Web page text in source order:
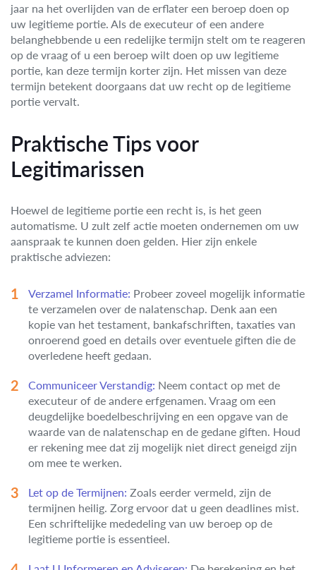
jaar na het overlijden van de erflater een beroep doen op
uw legitieme portie. Als de executeur of een andere
belanghebbende u een redelijke termijn stelt om te reageren
op de vraag of u een beroep wilt doen op uw legitieme
portie, kan deze termijn korter zijn. Het missen van deze
termijn betekent doorgaans dat uw recht op de legitieme
portie vervalt.
Praktische Tips voor
Legitimarissen
Hoewel de legitieme portie een recht is, is het geen
automatisme. U zult zelf actie moeten ondernemen om uw
aanspraak te kunnen doen gelden. Hier zijn enkele
praktische adviezen:
Verzamel Informatie: Probeer zoveel mogelijk informatie
te verzamelen over de nalatenschap. Denk aan een
kopie van het testament, bankafschriften, taxaties van
onroerend goed en details over eventuele giften die de
overledene heeft gedaan.
Communiceer Verstandig: Neem contact op met de
executeur of de andere erfgenamen. Vraag om een
deugdelijke boedelbeschrijving en een opgave van de
waarde van de nalatenschap en de gedane giften. Houd
er rekening mee dat zij mogelijk niet direct geneigd zijn
om mee te werken.
Let op de Termijnen: Zoals eerder vermeld, zijn de
termijnen heilig. Zorg ervoor dat u geen deadlines mist.
Een schriftelijke mededeling van uw beroep op de
legitieme portie is essentieel.